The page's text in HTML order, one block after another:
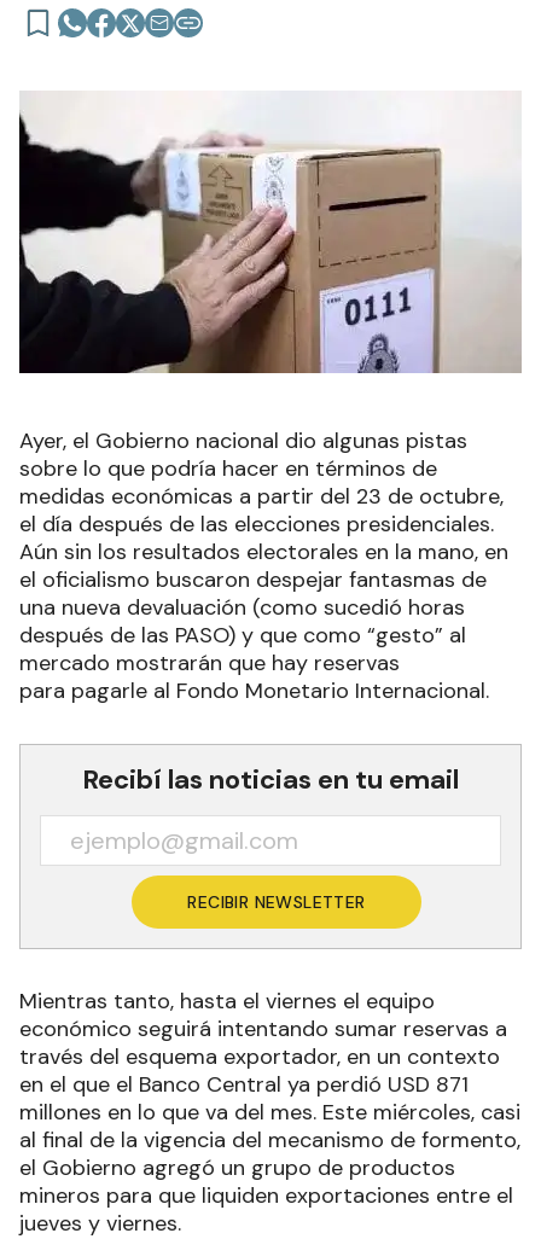
Ayer, el Gobierno nacional dio algunas pistas
sobre lo que podría hacer en términos de
medidas económicas a partir del 23 de octubre,
el día después de las elecciones presidenciales.
Aún sin los resultados electorales en la mano, en
el oficialismo buscaron despejar fantasmas de
una nueva devaluación (como sucedió horas
después de las PASO) y que como “gesto” al
mercado mostrarán que hay reservas
para pagarle al Fondo Monetario Internacional.
Recibí las noticias en tu email
RECIBIR NEWSLETTER
Mientras tanto, hasta el viernes el equipo
económico seguirá intentando sumar reservas a
través del esquema exportador, en un contexto
en el que el Banco Central ya perdió USD 871
millones en lo que va del mes. Este miércoles, casi
al final de la vigencia del mecanismo de formento,
el Gobierno agregó un grupo de productos
mineros para que liquiden exportaciones entre el
jueves y viernes.